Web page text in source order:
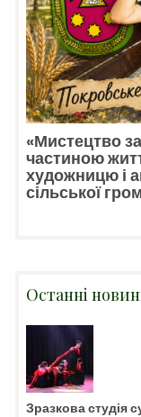
«Мистецтво
частиною
художницю і
сільської
Останні
Зразкова студія